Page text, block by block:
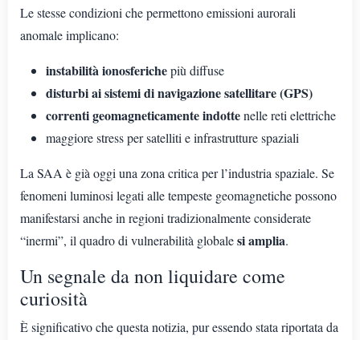
Le stesse condizioni che permettono emissioni aurorali
anomale implicano:
instabilità ionosferichepiù diffuse
disturbi ai sistemi di navigazione satellitare (GPS)
correnti geomagneticamente indottenelle reti elettriche
maggiore stress per satelliti e infrastrutture spaziali
La SAA è già oggi una zona critica per l’industria spaziale. Se
fenomeni luminosi legati alle tempeste geomagnetiche possono
manifestarsi anche in regioni tradizionalmente considerate
“inermi”, il quadro di vulnerabilità globalesi amplia.
Un segnale da non liquidare come
curiosità
È significativo che questa notizia, pur essendo stata riportata da